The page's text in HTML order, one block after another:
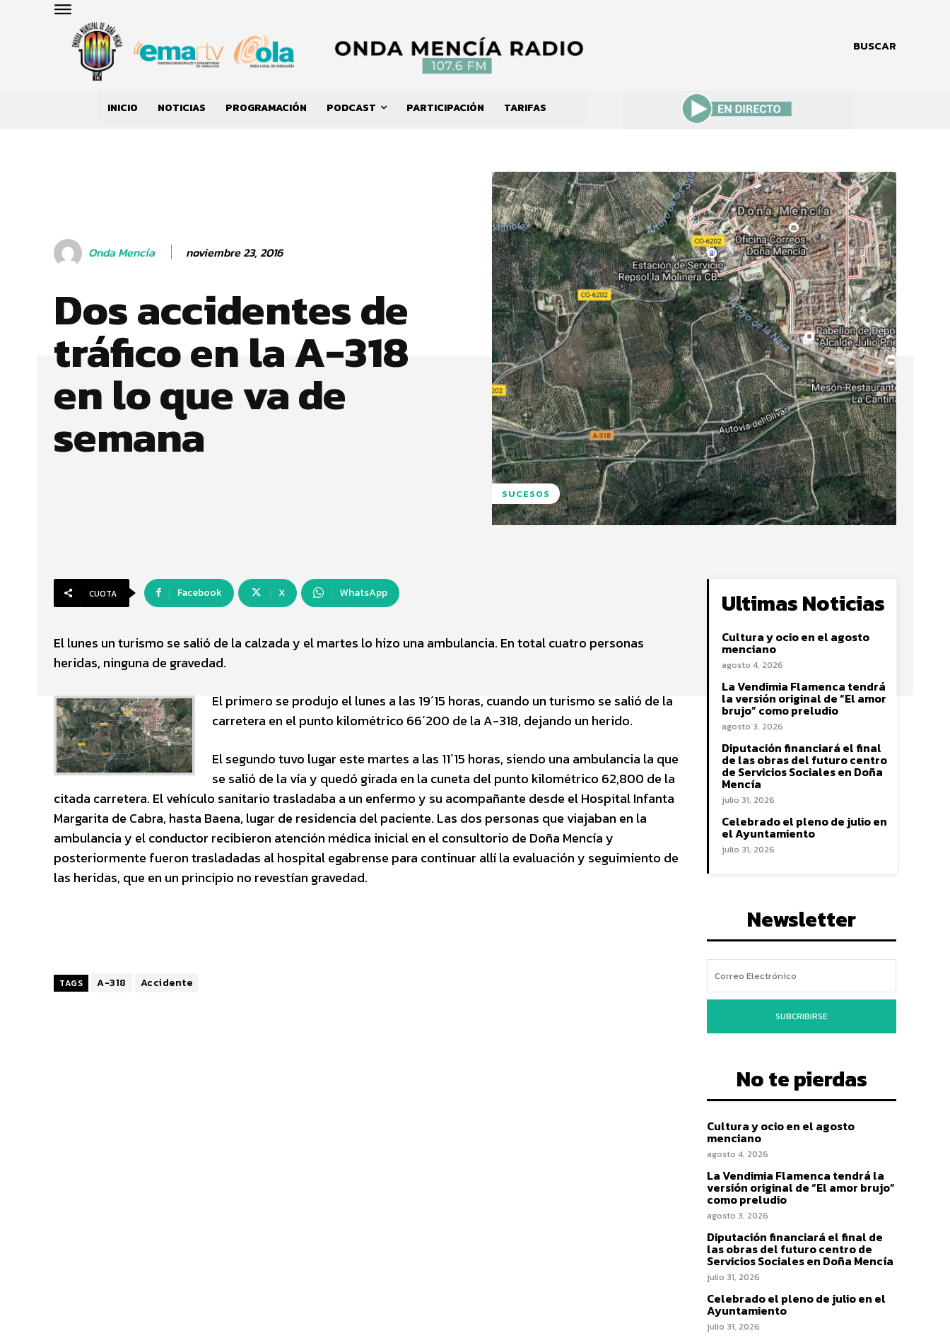
BUSCAR
INICIO NOTICIAS PROGRAMACIÓN PODCAST PARTICIPACIÓN TARIFAS
Onda Mencía noviembre 23, 2016
Dos accidentes de
tráfico en la A-318
en lo que va de
semana
SUCESOS
CUOTA Facebook X WhatsApp
El lunes un turismo se salió de la calzada y el martes lo hizo una ambulancia. En total cuatro personas
heridas, ninguna de gravedad.
El primero se produjo el lunes a las 19´15 horas, cuando un turismo se salió de la
carretera en el punto kilométrico 66´200 de la A-318, dejando un herido.
El segundo tuvo lugar este martes a las 11´15 horas, siendo una ambulancia la que
se salió de la vía y quedó girada en la cuneta del punto kilométrico 62,800 de la
citada carretera. El vehículo sanitario trasladaba a un enfermo y su acompañante desde el Hospital Infanta
Margarita de Cabra, hasta Baena, lugar de residencia del paciente. Las dos personas que viajaban en la
ambulancia y el conductor recibieron atención médica inicial en el consultorio de Doña Mencía y
posteriormente fueron trasladadas al hospital egabrense para continuar allí la evaluación y seguimiento de
las heridas, que en un principio no revestían gravedad.
TAGS A-318 Accidente
Ultimas Noticias
Cultura y ocio en el agosto
menciano
agosto 4, 2026
La Vendimia Flamenca tendrá
la versión original de “El amor
brujo” como preludio
agosto 3, 2026
Diputación financiará el final
de las obras del futuro centro
de Servicios Sociales en Doña
Mencía
julio 31, 2026
Celebrado el pleno de julio en
el Ayuntamiento
julio 31, 2026
Newsletter
SUBCRIBIRSE
No te pierdas
Cultura y ocio en el agosto
menciano
agosto 4, 2026
La Vendimia Flamenca tendrá la
versión original de “El amor brujo”
como preludio
agosto 3, 2026
Diputación financiará el final de
las obras del futuro centro de
Servicios Sociales en Doña Mencía
julio 31, 2026
Celebrado el pleno de julio en el
Ayuntamiento
julio 31, 2026